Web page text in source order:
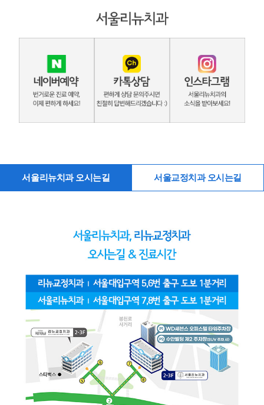
서울리뉴치과 오시는길 서울교정치과 오시는길